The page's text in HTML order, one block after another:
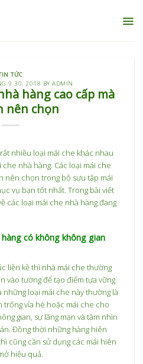
TỨC
9 30, 2018 BYADMIN
hàng cao cấp mà
nên chọn
nhiều loại mái che khác nhau
nhà hàng. Các loại mái che
nên chọn trong bộ sưu tập mái
vụ bạn tốt nhất. Trong bài viết
các loại mái che nhà hàng đang
có không không gian
liền kề thì nhà mái che thường
vào tường để tạo điểm tựa vững
loại mái che này thường là
vỉa hè hoặc mái che cho
gian, sự lãng mạn và tầm nhìn
Đồng thời những hàng hiên
cũng cần sử dụng các mái hiên
hiệu quả.